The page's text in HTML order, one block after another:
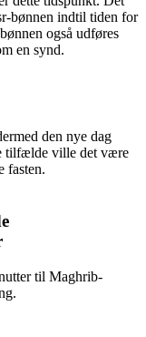
bønnen indtil tiden for
også udføres
en synd.
den nye dag
tilfælde ville det være
fasten.
til Maghrib-